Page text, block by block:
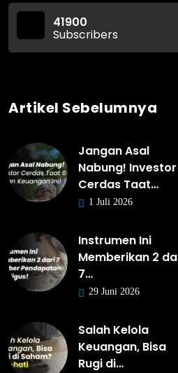
41900
Subscribers
Artikel Sebelumnya
Jangan Asal
Nabung! Investor
Cerdas Taat…
1 Juli 2026
Instrumen Ini
Memberikan 2
7…
29 Juni 2026
Salah Kelola
Keuangan, Bisa
Rugi di…